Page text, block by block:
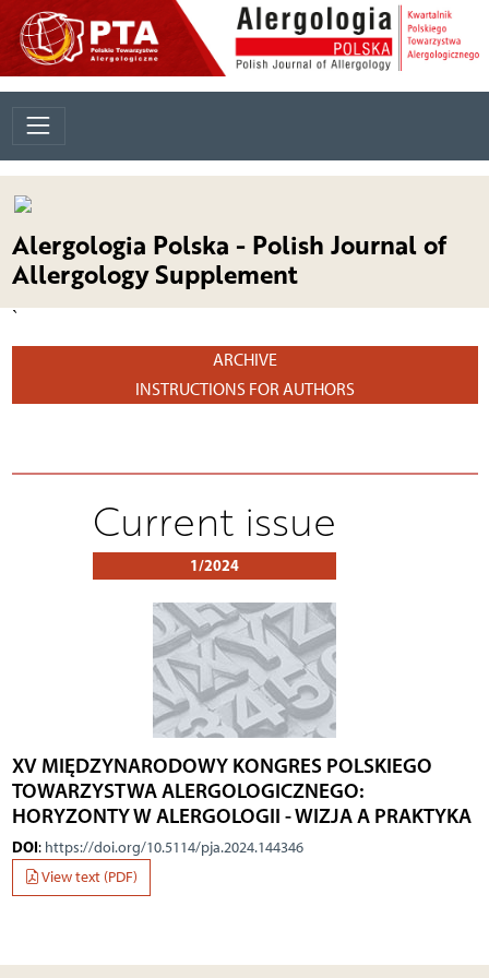
Alergologia Polska - Polish Journal of
Allergology Supplement
`
ARCHIVE
INSTRUCTIONS FOR AUTHORS
Current issue
1/2024
XV MIĘDZYNARODOWY KONGRES POLSKIEGO
TOWARZYSTWA ALERGOLOGICZNEGO:
HORYZONTY W ALERGOLOGII - WIZJA A PRAKTYKA
DOI: https://doi.org/10.5114/pja.2024.144346
View text (PDF)